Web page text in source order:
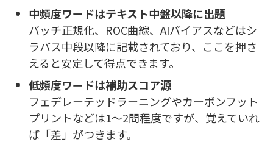
中頻度ワードはテキスト中盤以降に出題
バッチ正規化、ROC曲線、AIバイアスなどはシ
ラバス中段以降に記載されており、ここを押さ
えると安定して得点できます。
低頻度ワードは補助スコア源
フェデレーテッドラーニングやカーボンフット
プリントなどは1〜2問程度ですが、覚えていれ
ば「差」がつきます。